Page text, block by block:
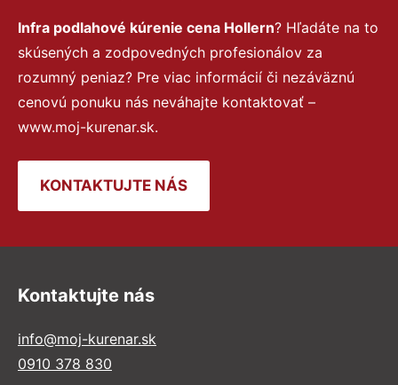
Infra podlahové kúrenie cena Hollern? Hľadáte na to
skúsených a zodpovedných profesionálov za
rozumný peniaz? Pre viac informácií či nezáväznú
cenovú ponuku nás neváhajte kontaktovať –
www.moj-kurenar.sk.
KONTAKTUJTE NÁS
Kontaktujte nás
info@moj-kurenar.sk
0910 378 830